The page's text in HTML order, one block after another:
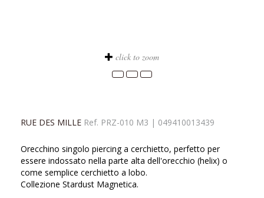
click to zoom
RUE DES MILLE Ref. PRZ-010 M3 | 049410013439
Orecchino singolo piercing a cerchietto, perfetto per
essere indossato nella parte alta dell'orecchio (helix) o
come semplice cerchietto a lobo.
Collezione Stardust Magnetica.